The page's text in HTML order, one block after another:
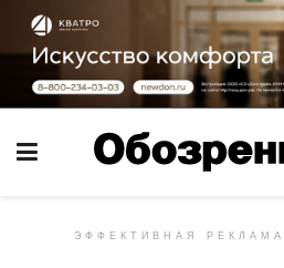
ЭФФЕКТИВНАЯ РЕКЛАМА